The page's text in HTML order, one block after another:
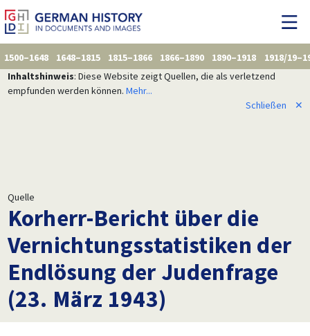
1500–1648 1648–1815 1815–1866 1866–1890 1890–1918
1918/
Inhaltshinweis: Diese Website zeigt Quellen, die als verletzend
empfunden werden können. Mehr...
Schließen
✕
Quelle
Korherr-Bericht über die
Vernichtungsstatistiken der
Endlösung der Judenfrage
(23. März 1943)